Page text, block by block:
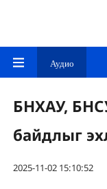
Аудио
БНХАУ,
байдлыг
2025-11-02 15:10:52